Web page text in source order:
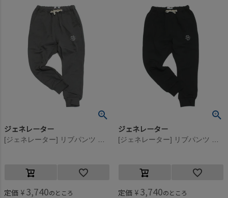
ジェネレーター
定価 ¥ 3,740のところ
ジェネレーター
定価 ¥ 3,740のところ